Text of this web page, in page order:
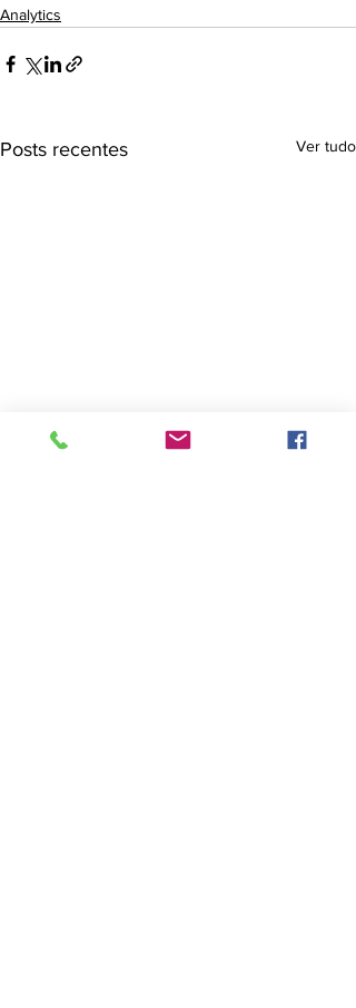
Analytics
Posts recentes Ver tudo